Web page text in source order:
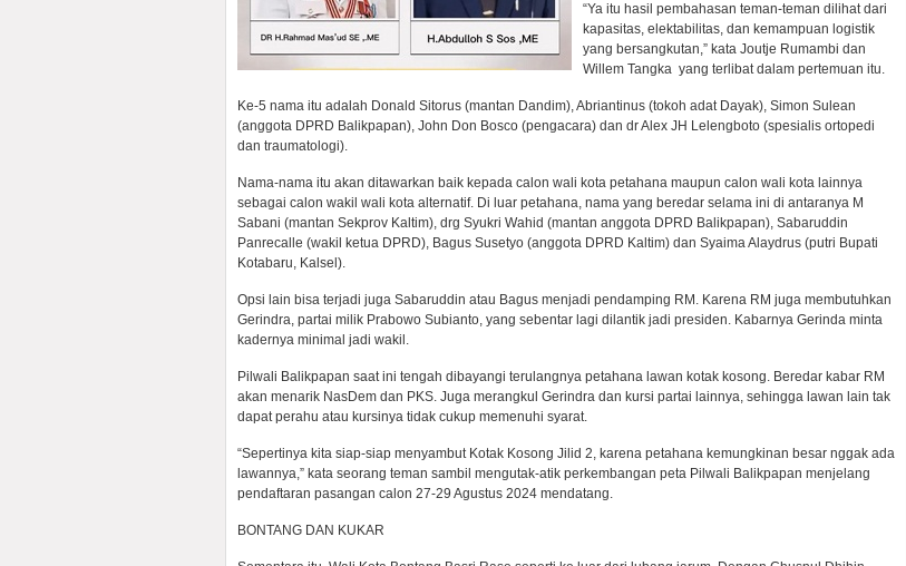
“Ya itu hasil pembahasan teman-teman dilihat dari
kapasitas, elektabilitas, dan kemampuan logistik
yang bersangkutan,” kata Joutje Rumambi dan
Willem Tangka yang terlibat dalam pertemuan itu.
Ke-5 nama itu adalah Donald Sitorus (mantan Dandim), Abriantinus (tokoh adat Dayak), Simon Sulean
(anggota DPRD Balikpapan), John Don Bosco (pengacara) dan dr Alex JH Lelengboto (spesialis ortopedi
dan traumatologi).
Nama-nama itu akan ditawarkan baik kepada calon wali kota petahana maupun calon wali kota lainnya
sebagai calon wakil wali kota alternatif. Di luar petahana, nama yang beredar selama ini di antaranya M
Sabani (mantan Sekprov Kaltim), drg Syukri Wahid (mantan anggota DPRD Balikpapan), Sabaruddin
Panrecalle (wakil ketua DPRD), Bagus Susetyo (anggota DPRD Kaltim) dan Syaima Alaydrus (putri Bupati
Kotabaru, Kalsel).
Opsi lain bisa terjadi juga Sabaruddin atau Bagus menjadi pendamping RM. Karena RM juga membutuhkan
Gerindra, partai milik Prabowo Subianto, yang sebentar lagi dilantik jadi presiden. Kabarnya Gerinda minta
kadernya minimal jadi wakil.
Pilwali Balikpapan saat ini tengah dibayangi terulangnya petahana lawan kotak kosong. Beredar kabar RM
akan menarik NasDem dan PKS. Juga merangkul Gerindra dan kursi partai lainnya, sehingga lawan lain tak
dapat perahu atau kursinya tidak cukup memenuhi syarat.
“Sepertinya kita siap-siap menyambut Kotak Kosong Jilid 2, karena petahana kemungkinan besar nggak ada
lawannya,” kata seorang teman sambil mengutak-atik perkembangan peta Pilwali Balikpapan menjelang
pendaftaran pasangan calon 27-29 Agustus 2024 mendatang.
BONTANG DAN KUKAR